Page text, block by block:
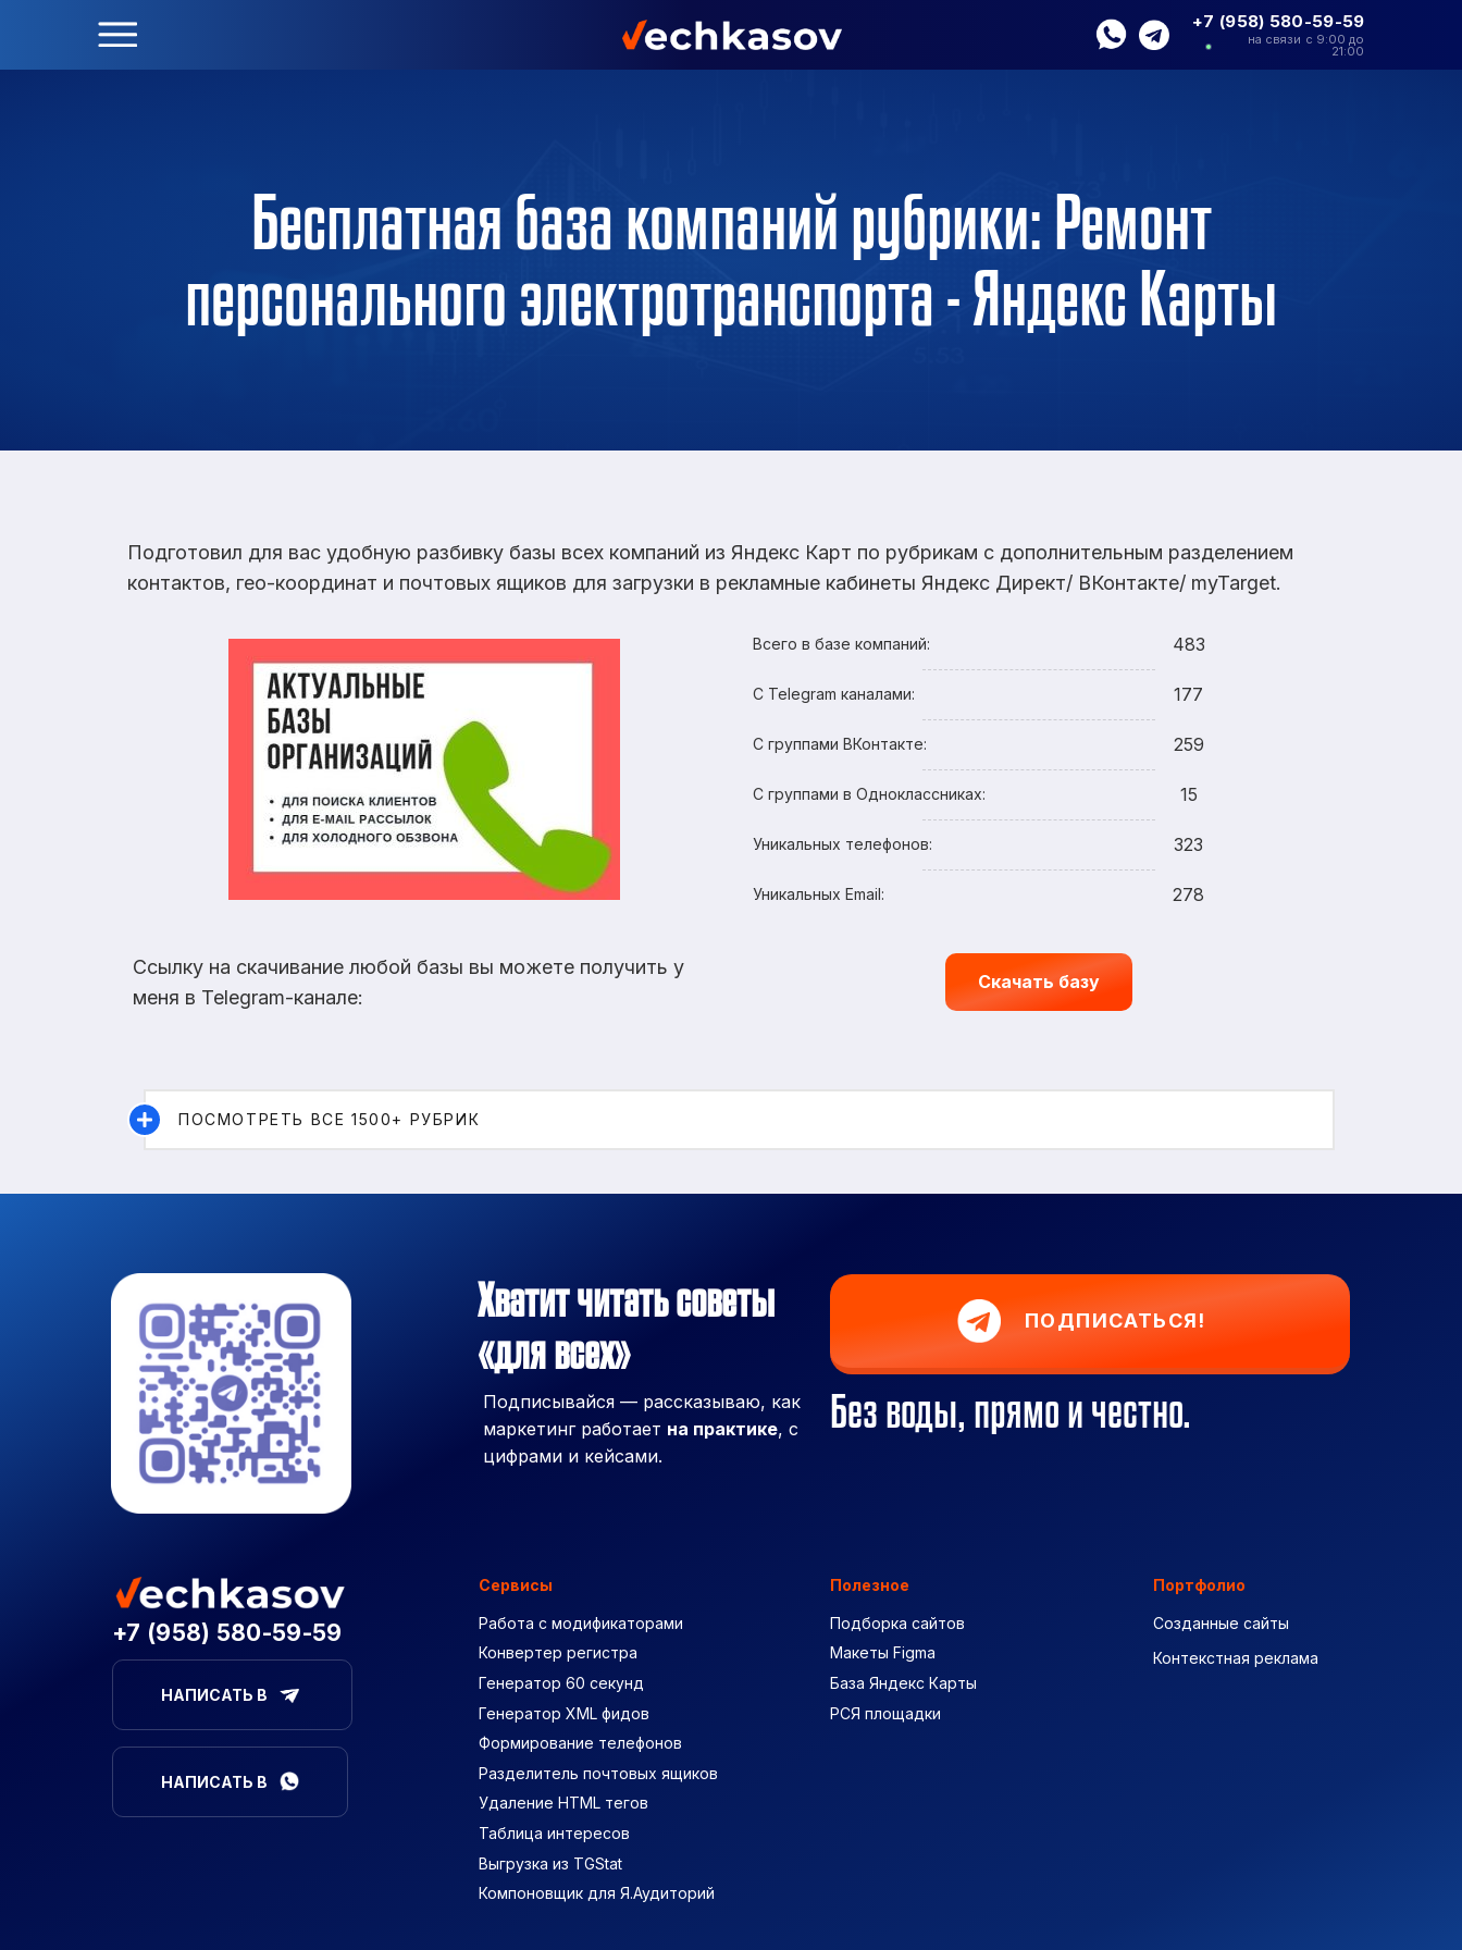
+7 (958) 580-59-59
на связи с 9:00 до
21:00
Бесплатная база компаний рубрики: Ремонт
персонального электротранспорта - Яндекс Карты
Подготовил для вас удобную разбивку базы всех компаний из Яндекс Карт по рубрикам с дополнительным разделением
контактов, гео-координат и почтовых ящиков для загрузки в рекламные кабинеты Яндекс Директ/ ВКонтакте/ myTarget.
Всего в базе компаний: 483
С Telegram каналами: 177
С группами ВКонтакте: 259
С группами в Одноклассниках: 15
Уникальных телефонов: 323
Уникальных Email: 278
Ссылку на скачивание любой базы вы можете получить у
меня в Telegram-канале:
Скачать базу
ПОСМОТРЕТЬ ВСЕ 1500+ РУБРИК
Хватит читать советы
«для всех»
Подписывайся — рассказываю, как
маркетинг работает на практике, с
цифрами и кейсами.
ПОДПИСАТЬСЯ!
Без воды, прямо и честно.
+7 (958) 580-59-59
НАПИСАТЬ В
НАПИСАТЬ В
Сервисы
Работа с модификаторами
Конвертер регистра
Генератор 60 секунд
Генератор XML фидов
Формирование телефонов
Разделитель почтовых ящиков
Удаление HTML тегов
Таблица интересов
Выгрузка из TGStat
Компоновщик для Я.Аудиторий
Полезное
Подборка сайтов
Макеты Figma
База Яндекс Карты
РСЯ площадки
Портфолио
Созданные сайты
Контекстная реклама